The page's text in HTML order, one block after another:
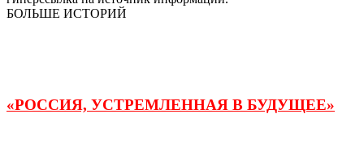
БОЛЬШЕ ИСТОРИЙ
«РОССИЯ, УСТРЕМЛЕННАЯ В БУДУЩЕЕ»